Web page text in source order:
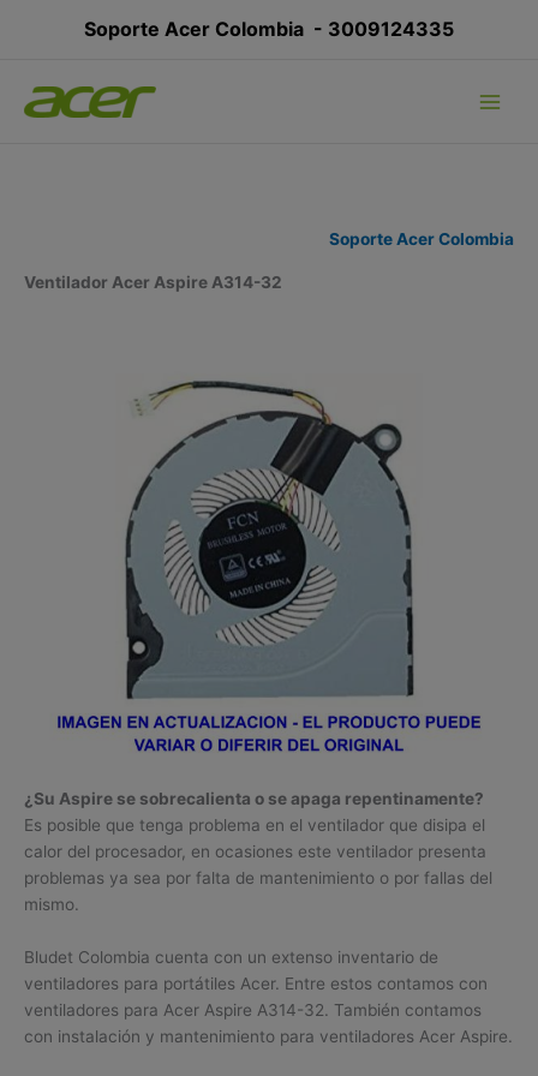
Soporte Acer Colombia - 3009124335
Soporte Acer Colombia
Ventilador Acer Aspire A314-32
¿Su Aspire se sobrecalienta o se apaga repentinamente?
Es posible que tenga problema en el ventilador que disipa el
calor del procesador, en ocasiones este ventilador presenta
problemas ya sea por falta de mantenimiento o por fallas del
mismo.
Bludet Colombia cuenta con un extenso inventario de
ventiladores para portátiles Acer. Entre estos contamos con
ventiladores para Acer Aspire A314-32. También contamos
con instalación y mantenimiento para ventiladores Acer Aspire.